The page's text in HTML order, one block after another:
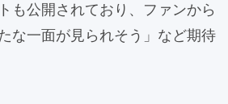
も公開されており、ファンから
な一面が見られそう」など期待